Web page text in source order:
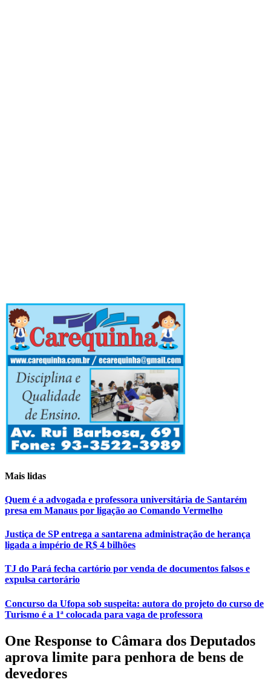
Mais lidas
Quem é a advogada e professora universitária de Santarém
presa em Manaus por ligação ao Comando Vermelho
Justiça de SP entrega a santarena administração de herança
ligada a império de R$ 4 bilhões
TJ do Pará fecha cartório por venda de documentos falsos e
expulsa cartorário
Concurso da Ufopa sob suspeita: autora do projeto do curso de
Turismo é a 1ª colocada para vaga de professora
One Response to Câmara dos Deputados
aprova limite para penhora de bens de
devedores